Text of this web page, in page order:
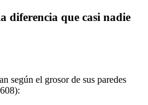
diferencia que casi nadie
según el grosor de sus paredes